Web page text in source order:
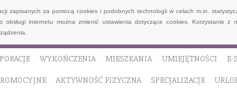
zapisanych za pomocą cookies i podobnych technologii w celach m.in.
obsługi internetu można zmienić ustawienia dotyczące cookies. Korzystanie z
WYKOŃCZENIA MIESZKANIA UMIEJĘTNOŚCI E-
AKTYWNOŚĆ FIZYCZNA SPECJALIZACJE